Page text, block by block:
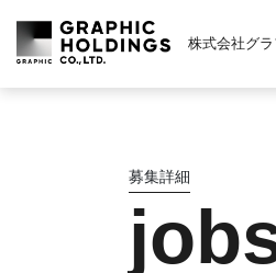
株式会社グ
募集詳細